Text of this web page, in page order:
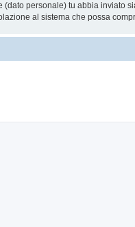
(dato personale) tu abbia inviato
al sistema che possa